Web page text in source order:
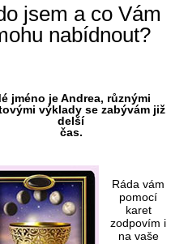
jsem a co Vám
nabídnout?
jméno je Andrea, různými
výklady se zabývám již
delší
čas.
Ráda vám
pomocí
karet
zodpovím i
na vaše